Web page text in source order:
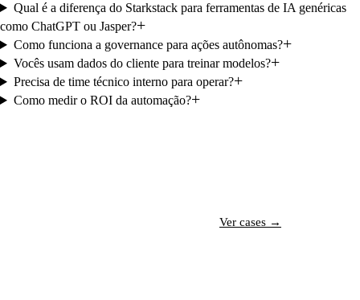
Qual é a diferença do Starkstack para ferramentas de IA genéricas
como ChatGPT ou Jasper?+
Como funciona a governance para ações autônomas?+
Vocês usam dados do cliente para treinar modelos?+
Precisa de time técnico interno para operar?+
Como medir o ROI da automação?+
Ver cases →